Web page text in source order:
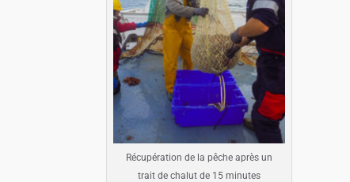
Récupération de la pêche après un
trait de chalut de 15 minutes